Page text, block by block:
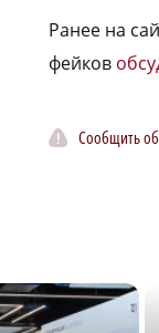
Ранее на
фейков
Сообщить